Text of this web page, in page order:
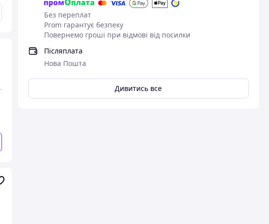
Без переплат
Prom гарантує безпеку
Повернемо гроші при відмові від посилки
Післяплата
Нова Пошта
Дивитись все